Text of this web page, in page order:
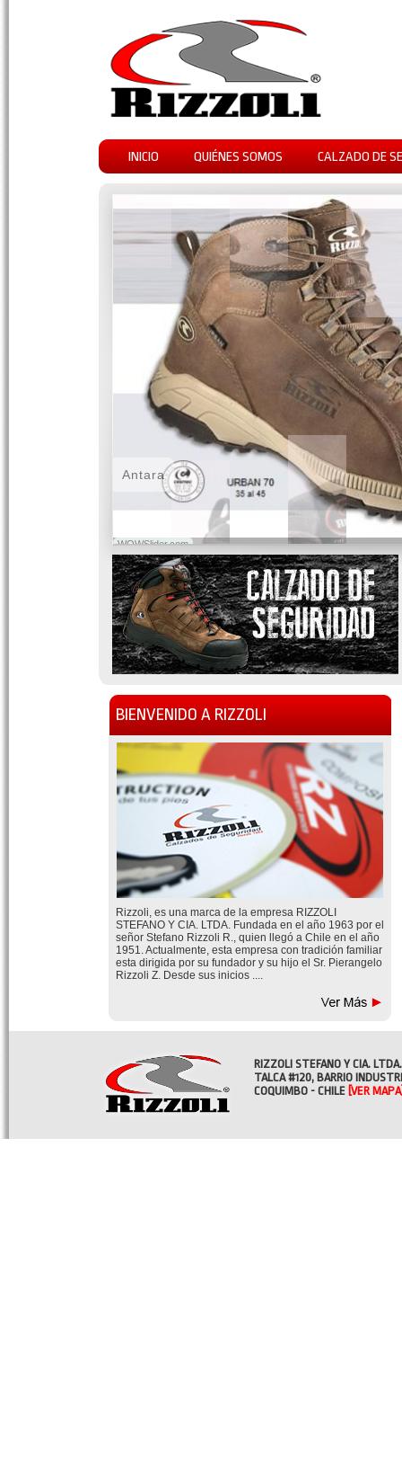
INICIO QUIÉNES SOMOS CALZADO DE
WOWSlider.com
Antara
BIENVENIDO A RIZZOLI
Rizzoli, es una marca de la empresa RIZZOLI
STEFANO Y CIA. LTDA. Fundada en el año 1963 por el
señor Stefano Rizzoli R., quien llegó a Chile en el año
1951. Actualmente, esta empresa con tradición familiar
esta dirigida por su fundador y su hijo el Sr. Pierangelo
Rizzoli Z. Desde sus inicios ....
RIZZOLI STEFANO Y CIA. LTDA.
TALCA #120, BARRIO
COQUIMBO - CHILE [VER